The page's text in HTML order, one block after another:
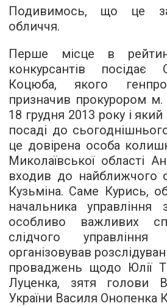
Подивимось, що це
обличчя.
Перше місце в
конкурсантів посідає
Коцюба, якого
призначив прокурором м.
18 грудня 2013 року і
посаді до
це довірена особа
Миколаївської області
входив до найближчого
Кузьміна. Саме Курись,
начальника управління
особливо важливих
слідчого управління
організовував
проваджень щодо Юлії
Луценка, зятя голови
України Василя Онопенка